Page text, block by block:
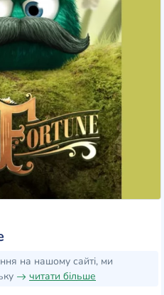
на нашому сайті, ми
читати більше